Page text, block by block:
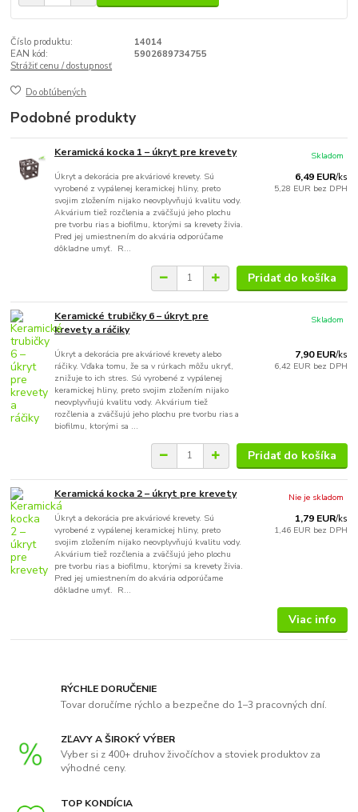
Číslo produktu:
14014
EAN kód:
5902689734755
Strážiť cenu / dostupnosť
Do obľúbených
Podobné produkty
Keramická kocka 1 – úkryt pre krevety
Úkryt a dekorácia pre akváriové krevety. Sú
vyrobené z vypálenej keramickej hliny, preto
svojim zložením nijako neovplyvňujú kvalitu vody.
Akvárium tiež rozčlenia a zväčšujú jeho plochu
pre tvorbu rias a biofilmu, ktorými sa krevety živia.
Pred jej umiestnením do akvária odporúčame
dôkladne umyť. R...
6,49 EUR/ks
5,28 EUR bez DPH
Skladom
Pridať do košíka
Keramické trubičky 6 – úkryt pre
krevety a ráčiky
Úkryt a dekorácia pre akváriové krevety alebo
ráčiky. Vďaka tomu, že sa v rúrkach môžu ukryť,
znižuje to ich stres. Sú vyrobené z vypálenej
keramickej hliny, preto svojim zložením nijako
neovplyvňujú kvalitu vody. Akvárium tiež
rozčlenia a zväčšujú jeho plochu pre tvorbu rias a
biofilmu, ktorými sa ...
7,90 EUR/ks
6,42 EUR bez DPH
Skladom
Pridať do košíka
Keramická kocka 2 – úkryt pre krevety
Úkryt a dekorácia pre akváriové krevety. Sú
vyrobené z vypálenej keramickej hliny, preto
svojim zložením nijako neovplyvňujú kvalitu vody.
Akvárium tiež rozčlenia a zväčšujú jeho plochu
pre tvorbu rias a biofilmu, ktorými sa krevety živia.
Pred jej umiestnením do akvária odporúčame
dôkladne umyť. R...
1,79 EUR/ks
1,46 EUR bez DPH
Nie je skladom
Viac info
RÝCHLE DORUČENIE
Tovar doručíme rýchlo a bezpečne do 1–3 pracovných dní.
ZĽAVY A ŠIROKÝ VÝBER
Vyber si z 400+ druhov živočíchov a stoviek produktov za
výhodné ceny.
TOP KONDÍCIA